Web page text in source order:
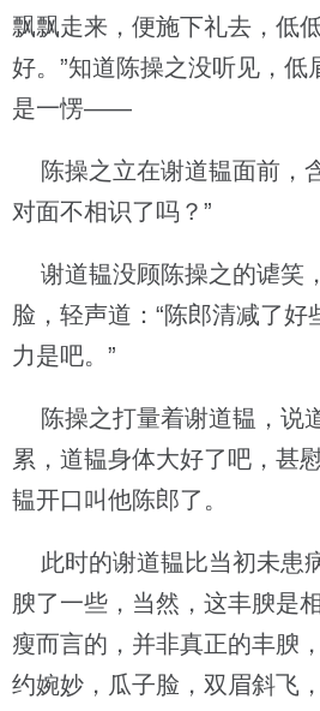
飘飘走来，便施下礼去，低
好。”知道陈操之没听见，低
是一愣——
陈操之立在谢道韫面前，
对面不相识了吗？”
谢道韫没顾陈操之的谑笑
脸，轻声道：“陈郎清减了好
力是吧。”
陈操之打量着谢道韫，说
累，道韫身体大好了吧，甚
韫开口叫他陈郎了。
此时的谢道韫比当初未患
腴了一些，当然，这丰腴是
瘦而言的，并非真正的丰腴
约婉妙，瓜子脸，双眉斜飞